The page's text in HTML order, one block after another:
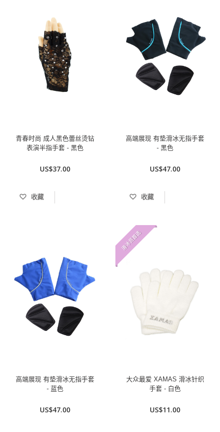
青春时尚 成人黑色蕾丝烫钻
表演半指手套 - 黑色
US$37.00
收藏
高端展现 有垫滑冰无指手套
- 黑色
US$47.00
收藏
高端展现 有垫滑冰无指手套
- 蓝色
US$47.00
大众最爱 XAMAS 滑冰针织
手套 - 白色
滑冰员首选
US$11.00